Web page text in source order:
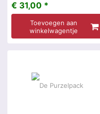
€ 31,00 *
Toevoegen aan
winkelwagentje